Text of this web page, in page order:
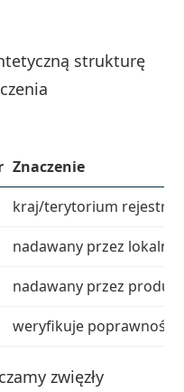
strukturę
Znaczenie
kraj/terytorium
nadawany przez
nadawany przez
weryfikuje poprawność
zwięzły